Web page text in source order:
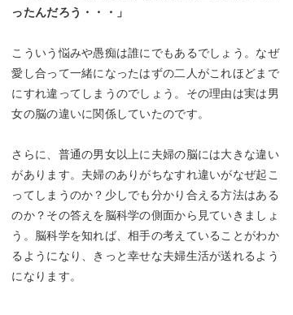
ったんだろう・・・」
こういう悩みや愚痴は誰にでもあるでしょう。なぜ
愛し合って一緒になったはずの二人がこれほどまで
にすれ違ってしまうのでしょう。その理由は実は男
女の脳の違いに関係していたのです。
さらに、普通の男女以上に夫婦の脳には大きな違い
があります。夫婦のありがちなすれ違いがなぜ起こ
ってしまうのか？少しでも分かり合える方法はある
のか？その答えを脳科学の側面から見ていきましょ
う。脳科学を知れば、相手の考えていることがわか
るようになり、きっと幸せな夫婦生活が送れるよう
になります。